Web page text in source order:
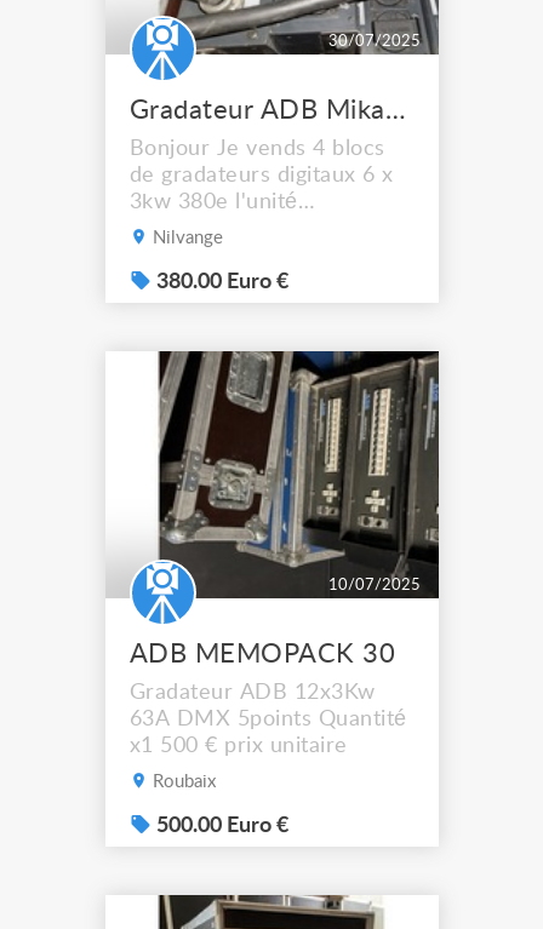
30/07/2025
Gradateur ADB Mikapack 15 gradateur 6x3KW
Bonjour Je vends 4 blocs
de gradateurs digitaux 6 x
3kw 380e l'unité
Alimentation : 230V / 400
Protection gradateur par
disjoncteur 1P+N Capacité
à pleine charge à 35°C
Semi-conducteurs 40A
Filtrage professionnel
Pilotage DMX512A sur
XLR5 avec isolati...
Nilvange
380.00 Euro €
10/07/2025
ADB MEMOPACK 30
Gradateur ADB 12x3Kw
63A DMX 5points Quantité
x1 500 € prix unitaire
Roubaix
500.00 Euro €